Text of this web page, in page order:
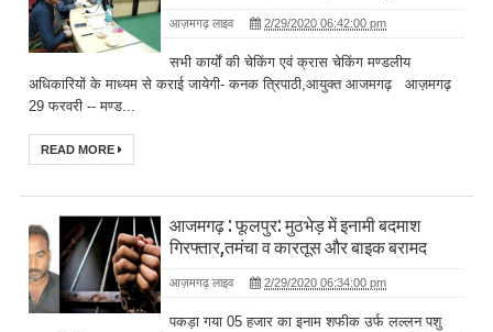
आज़मगढ़ लाइव 2/29/2020 06:42:00 pm
सभी कार्यों की चेकिंग एवं क्रास चेकिंग मण्डलीय
अधिकारियों के माध्यम से कराई जायेगी- कनक त्रिपाठी,आयुक्त आजमगढ़ आज़मगढ़
29 फरवरी -- मण्ड...
READ MORE
आजमगढ़ : फूलपुर: मुठभेड़ में इनामी बदमाश
गिरफ्तार,तमंचा व कारतूस और बाइक बरामद
आज़मगढ़ लाइव 2/29/2020 06:34:00 pm
पकड़ा गया 05 हजार का इनाम शफीक उर्फ लल्लन पशु